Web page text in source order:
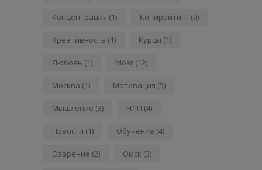
Концентрация (1) Копирайтинг (9)
Креативность (1) Курсы (1)
Любовь (1) Мозг (12)
Москва (1) Мотивация (5)
Мышление (3) НЛП (4)
Новости (1) Обучение (4)
Озарение (2) Омск (3)